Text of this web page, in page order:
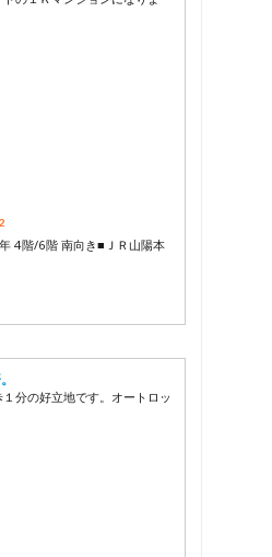
2
4階/6階 南向き■ＪＲ山陽本
１分の好立地です。オートロッ